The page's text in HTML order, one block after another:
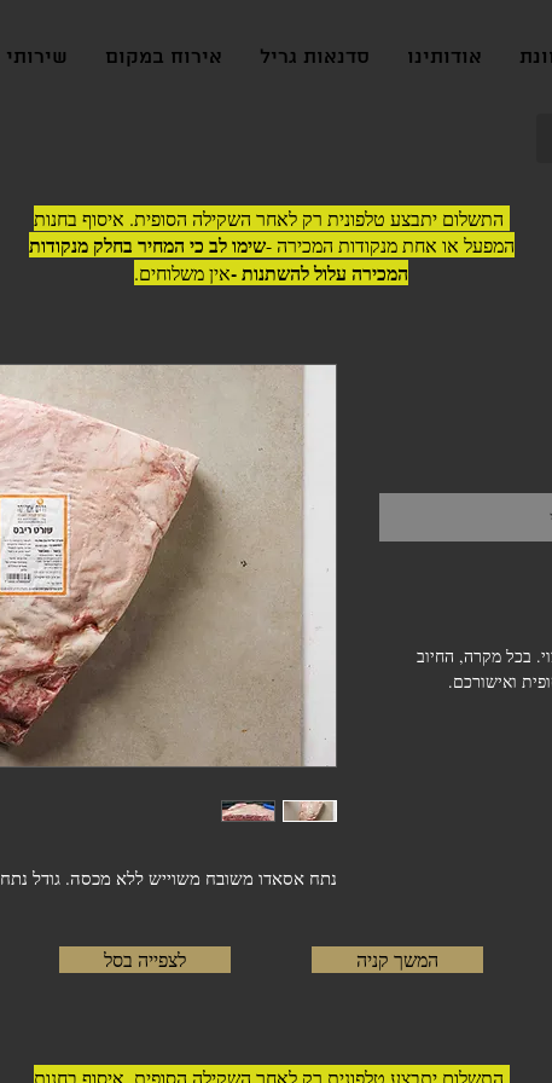
אודותינו סדנאות גריל אירוח במקום שירותי
התשלום יתבצע טלפונית רק לאחר השקילה הסופית. איסוף בחנות
המפעל או אחת מנקודות המכירה -שימו לב כי המחיר בחלק מנקודות
המכירה עלול להשתנות -אין משלוחים.
נתח אסאדו משובח משוייש ללא מכסה. גודל נתח כ 3
בכל מקרה, החיוב
ואישורכם.
לצפייה בסל המשך קניה
התשלום יתבצע טלפונית רק לאחר השקילה הסופית. איסוף בחנות